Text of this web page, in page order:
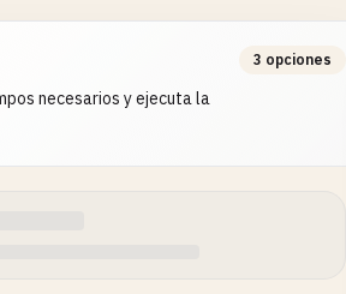
necesarios y ejecuta la
3 opciones